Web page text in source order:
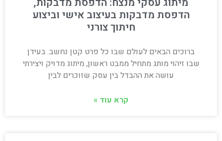
הדפסת מדבקות בעיצוב אישי וביצוע
חיתוך צורני
ברוכים הבאים לעולם שבו כל פרט קטן נחשב. בעידן
שבו זיהוי מותג מתחיל ממבט ראשון, מיתוג מדויק ויצירתי
עושה את ההבדל בין עסק שזוכרים לבין
קרא עוד »